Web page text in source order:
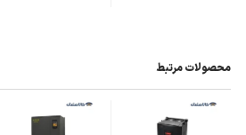
محصولات مرتبط